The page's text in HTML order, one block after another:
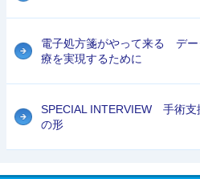
電子処方箋がやって来る デ
療を実現するために
SPECIAL INTERVIEW 手術支
の形